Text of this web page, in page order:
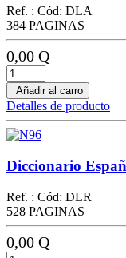
Ref. : Cód: DLA
384 PAGINAS
0,00 Q
Añadir al carro
Detalles de producto
Diccionario
Ref. : Cód: DLR
528 PAGINAS
0,00 Q